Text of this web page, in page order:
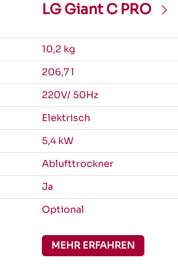
LG Giant C PRO
10,2 kg
206,7 l
220V/ 50Hz
Elektrisch
5,4 kW
Ablufttrockner
Ja
Optional
MEHR ERFAHREN